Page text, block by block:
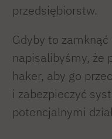
przedsiębiorstw.
Gdyby to
napisalibyśmy, że
haker, aby go
i zabezpieczyć
potencjalnymi